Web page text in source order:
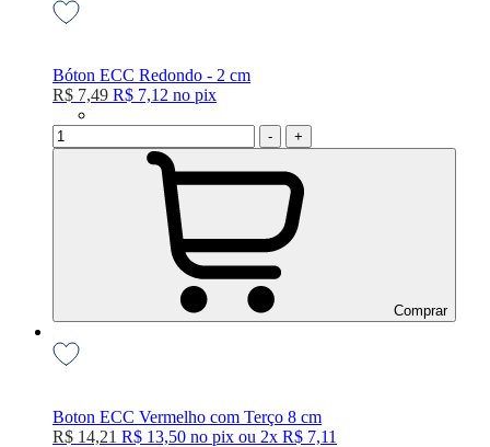
Bóton ECC Redondo - 2 cm
R$ 7,49 R$ 7,12 no pix
- +
Comprar
Boton ECC Vermelho com Terço 8 cm
R$ 14,21 R$ 13,50 no pix ou 2x R$ 7,11